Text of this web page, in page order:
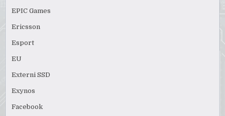
EPIC Games
Ericsson
Esport
EU
Externi SSD
Exynos
Facebook